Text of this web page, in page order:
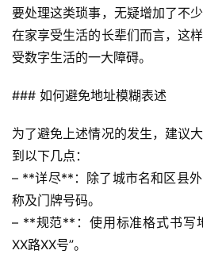
首
要处理这类琐事，无疑增加了不
在家享受生活的长辈们而言，这
受数字生活的一大障碍。
### 如何避免地址模糊表述
为了避免上述情况的发生，建议
到以下几点：
– **详尽**：除了城市名和区县
称及门牌号码。
– **规范**：使用标准格式书写
XX路XX号”。